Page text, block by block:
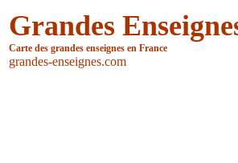
Grandes
Carte des grandes enseignes en France
grandes-enseignes.com